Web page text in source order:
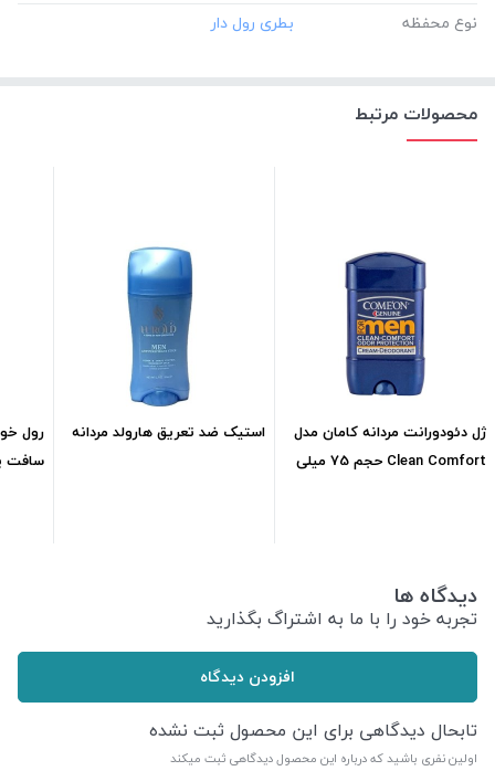
نوع محفظه
محصولات مرتبط
ژل دئودورانت مردانه کامان مدل
Clean Comfort حجم 75 میلی
استیک ضد تعریق هارولد مردانه رول
دیدگاه ها
تجربه خود را با ما به اشتراگ بگذارید
افزودن دیدگاه
تابحال دیدگاهی برای این محصول ثبت نشده
اولین نفری باشید که درباره این محصول دیدگاهی ثبت میکند